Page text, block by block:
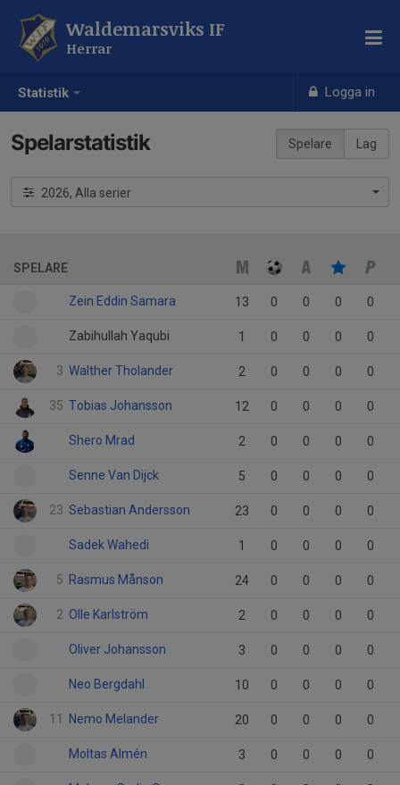
Statistik Logga in
Waldemarsviks IF
Herrar
Spelare Lag
Spelarstatistik
2026, Alla serier
SPELARE
Zein Eddin Samara 13 0 0 0 0
Zabihullah Yaqubi 1 0 0 0 0
3 Walther Tholander 2 0 0 0 0
35 Tobias Johansson 12 0 0 0 0
Shero Mrad 2 0 0 0 0
Senne Van Dijck 5 0 0 0 0
23 Sebastian Andersson 23 0 0 0 0
Sadek Wahedi 1 0 0 0 0
5 Rasmus Månson 24 0 0 0 0
2 Olle Karlström 2 0 0 0 0
Oliver Johansson 3 0 0 0 0
Neo Bergdahl 10 0 0 0 0
11 Nemo Melander 20 0 0 0 0
Moltas Almén 3 0 0 0 0